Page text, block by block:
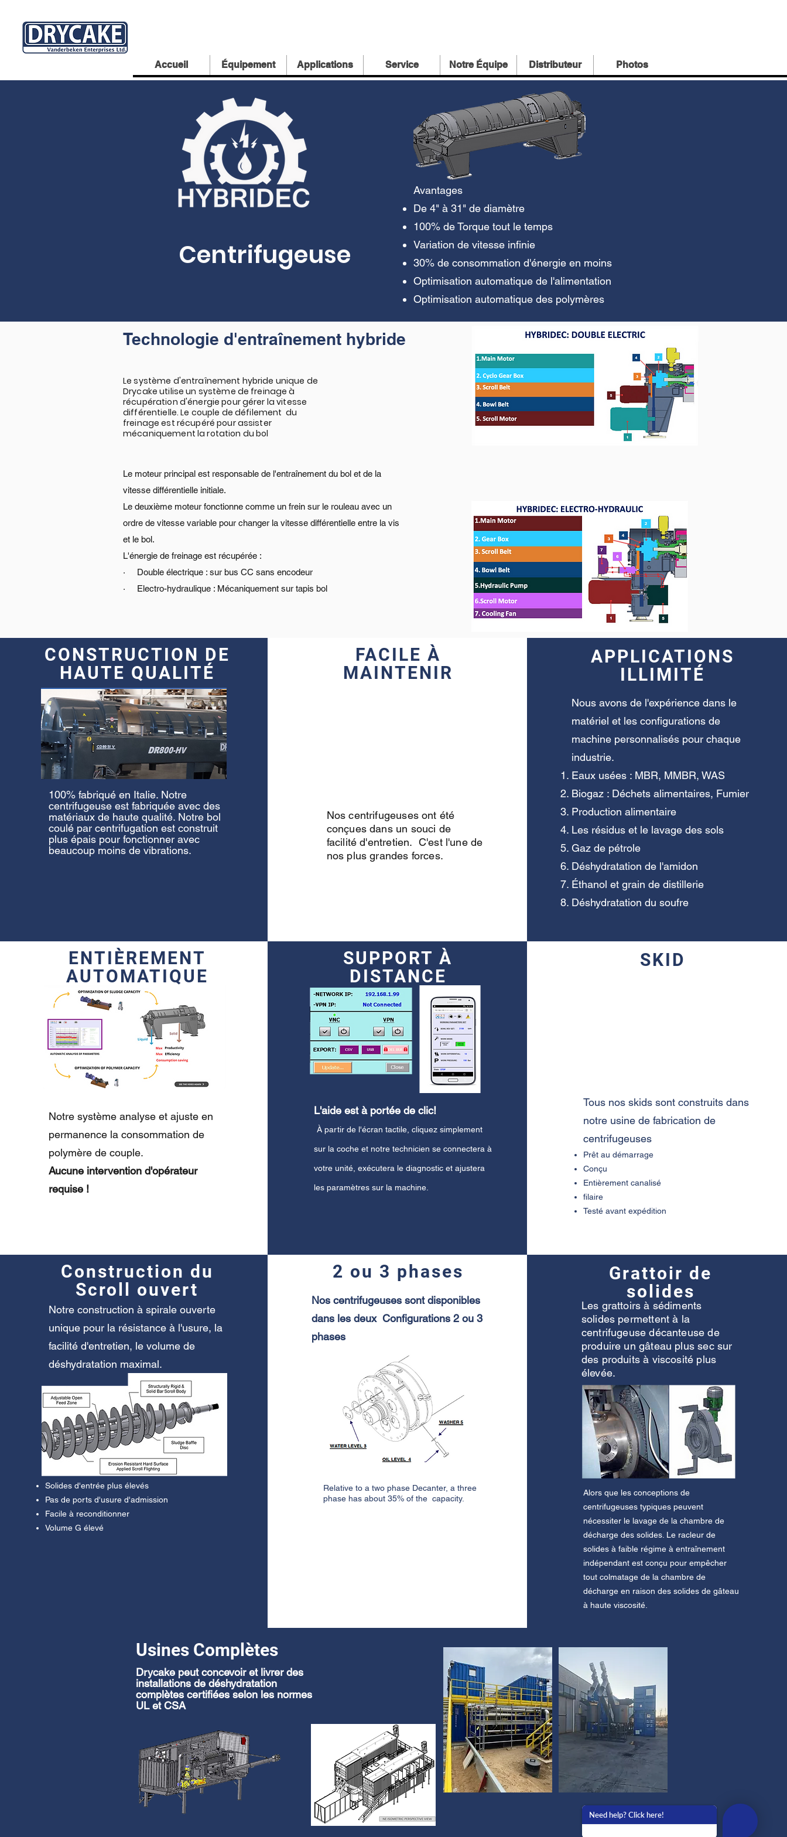
Accueil Équipement Applications Service Notre Équipe Distributeur Photos
Centrifugeuse
Avantages
De 4" à 31" de diamètre
100% de Torque tout le temps
Variation de vitesse infinie
30% de consommation d'énergie en moins
Optimisation automatique de l'alimentation
Optimisation automatique des polymères
Technologie d'entraînement hybride
Le système d'entraînement hybride unique de
Drycake utilise un système de freinage à
récupération d'énergie pour gérer la vitesse
différentielle. Le couple de défilement du
freinage est récupéré pour assister
mécaniquement la rotation du bol
Le moteur principal est responsable de l'entraînement du bol et de la
vitesse différentielle initiale.
Le deuxième moteur fonctionne comme un frein sur le rouleau avec un
ordre de vitesse variable pour changer la vitesse différentielle entre la vis
et le bol.
L'énergie de freinage est récupérée :
· Double électrique : sur bus CC sans encodeur
· Electro-hydraulique : Mécaniquement sur tapis bol
CONSTRUCTION DE
HAUTE QUALITÉ
100% fabriqué en Italie. Notre
centrifugeuse est fabriquée avec des
matériaux de haute qualité. Notre bol
coulé par centrifugation est construit
plus épais pour fonctionner avec
beaucoup moins de vibrations.
FACILE À
MAINTENIR
Nos centrifugeuses ont été
conçues dans un souci de
facilité d'entretien. C'est l'une de
nos plus grandes forces.
APPLICATIONS
ILLIMITÉ
Nous avons de l'expérience dans le
matériel et les configurations de
machine personnalisés pour chaque
industrie.
Eaux usées : MBR, MMBR, WAS
Biogaz : Déchets alimentaires, Fumier
Production alimentaire
Les résidus et le lavage des sols
Gaz de pétrole
Déshydratation de l'amidon
Éthanol et grain de distillerie
Déshydratation du soufre
ENTIÈREMENT
AUTOMATIQUE
Notre système analyse et ajuste en
permanence la consommation de
polymère de couple.
Aucune intervention d'opérateur
requise !
SUPPORT À
DISTANCE
L'aide est à portée de clic!
À partir de l'écran tactile, cliquez simplement
sur la coche et notre technicien se connectera à
votre unité, exécutera le diagnostic et ajustera
les paramètres sur la machine.
SKID
Tous nos skids sont construits dans
notre usine de fabrication de
centrifugeuses
Prêt au démarrage
Conçu
Entièrement canalisé
filaire
Testé avant expédition
Our centrifuges were designed
with ease of maintenance in
strengths.
Construction du
Scroll ouvert
Notre construction à spirale ouverte
unique pour la résistance à l'usure, la
facilité d'entretien, le volume de
déshydratation maximal.
Solides d'entrée plus élevés
Pas de ports d'usure d'admission
Facile à reconditionner
Volume G élevé
2 ou 3 phases
Nos centrifugeuses sont disponibles
dans les deux Configurations 2 ou 3
phases
Relative to a two phase Decanter, a three
phase has about 35% of the capacity.
Grattoir de
solides
Les grattoirs à sédiments
solides permettent à la
centrifugeuse décanteuse de
produire un gâteau plus sec sur
des produits à viscosité plus
élevée.
Alors que les conceptions de
centrifugeuses typiques peuvent
nécessiter le lavage de la chambre de
décharge des solides. Le racleur de
solides à faible régime à entraînement
indépendant est conçu pour empêcher
tout colmatage de la chambre de
décharge en raison des solides de gâteau
à haute viscosité.
Usines Complètes
Drycake peut concevoir et livrer des
installations de déshydratation
complètes certifiées selon les normes
UL et CSA
Need help? Click here!